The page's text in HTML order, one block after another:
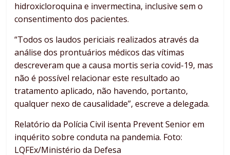
hidroxicloroquina e invermectina, inclusive sem o
consentimento dos pacientes.
“Todos os laudos periciais realizados através da
análise dos prontuários médicos das vítimas
descreveram que a causa mortis seria covid-19, mas
não é possível relacionar este resultado ao
tratamento aplicado, não havendo, portanto,
qualquer nexo de causalidade”, escreve a delegada.
Relatório da Polícia Civil isenta Prevent Senior em
inquérito sobre conduta na pandemia. Foto:
LQFEx/Ministério da Defesa